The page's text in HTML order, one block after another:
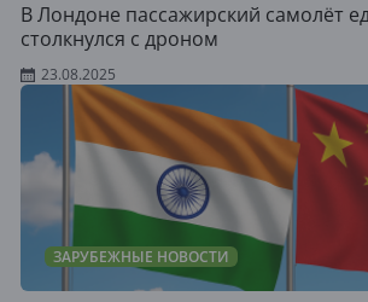
В Лондоне пассажирский самолёт
столкнулся с дроном
23.08.2025
ЗАРУБЕЖНЫЕ НОВОСТИ